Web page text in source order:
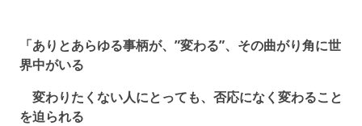
「ありとあらゆる事柄が、”変わる”、その曲がり角に世
界中がいる
変わりたくない人にとっても、否応になく変わること
を迫られる